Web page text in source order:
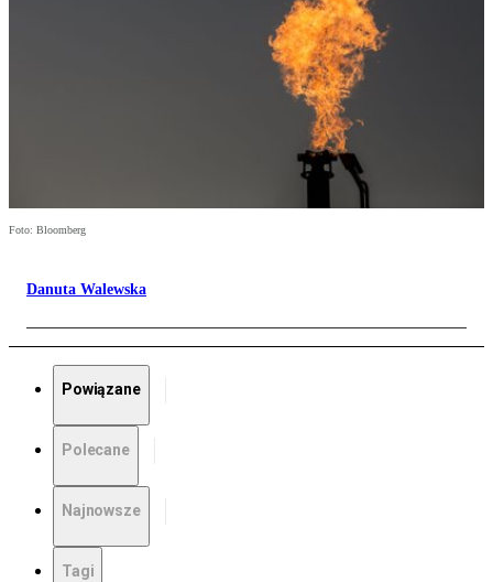
Foto: Bloomberg
Danuta Walewska
Powiązane
Polecane
Najnowsze
Tagi